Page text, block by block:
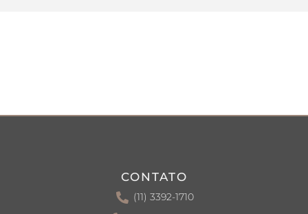
CONTATO
(11) 3392-1710